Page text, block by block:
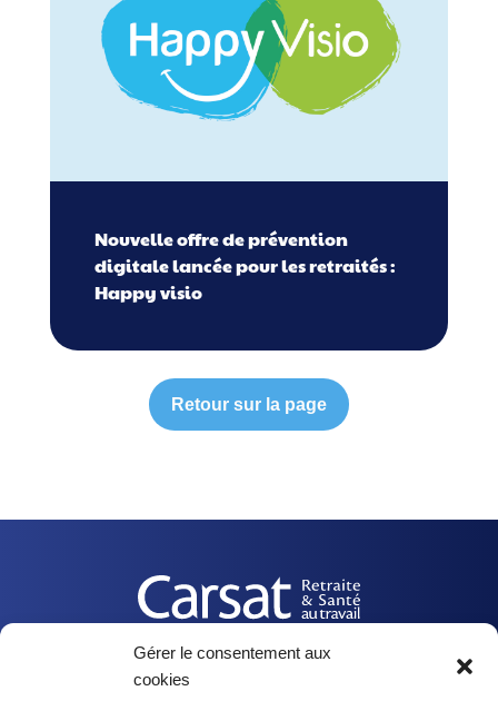
Gérer le consentement aux
cookies
Nouvelle offre de prévention
digitale lancée pour les retraités :
Happy visio
Retour sur la page